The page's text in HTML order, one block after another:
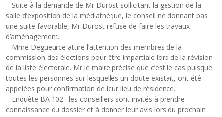
– Suite à la demande de Mr Durost sollicitant la gestion de la
salle d’exposition de la médiathèque, le conseil ne donnant pas
une suite favorable, Mr Durost refuse de faire les travaux
d’aménagement.
– Mme Degueurce attire l’attention des membres de la
commission des élections pour être impartiale lors de la révision
de la liste électorale. Mr le maire précise que c’est le cas puisque
toutes les personnes sur lesquelles un doute existait, ont été
appelées pour confirmation de leur lieu de résidence.
– Enquête BA 102 : les conseillers sont invités à prendre
connaissance du dossier et à donner leur avis lors du prochain